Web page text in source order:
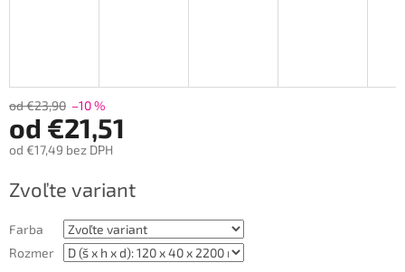
od €23,90 –10 %
od €21,51
od €17,49 bez DPH
cena:
Zvoľte variant
Farba
Rozmer